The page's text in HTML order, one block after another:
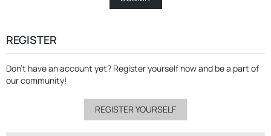
REGISTER
Don’t have an account yet? Register yourself nowand be a part of
our community!
REGISTER YOURSELF